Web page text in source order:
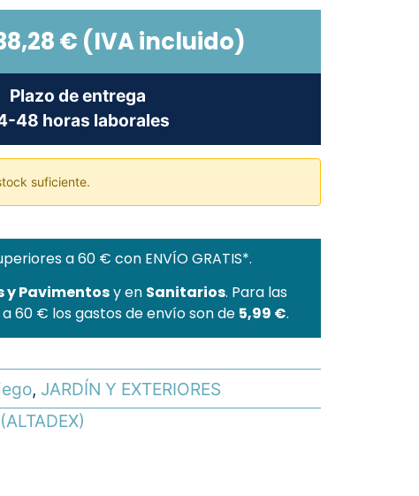
€ (IVA incluido)
Plazo de entrega
48 horas laborales
suficiente.
a 60 € con ENVÍO GRATIS*.
y Pavimentosy en Sanitarios. Para las
60 € los gastos de envío son de 5,99 €.
, JARDÍN Y EXTERIORES